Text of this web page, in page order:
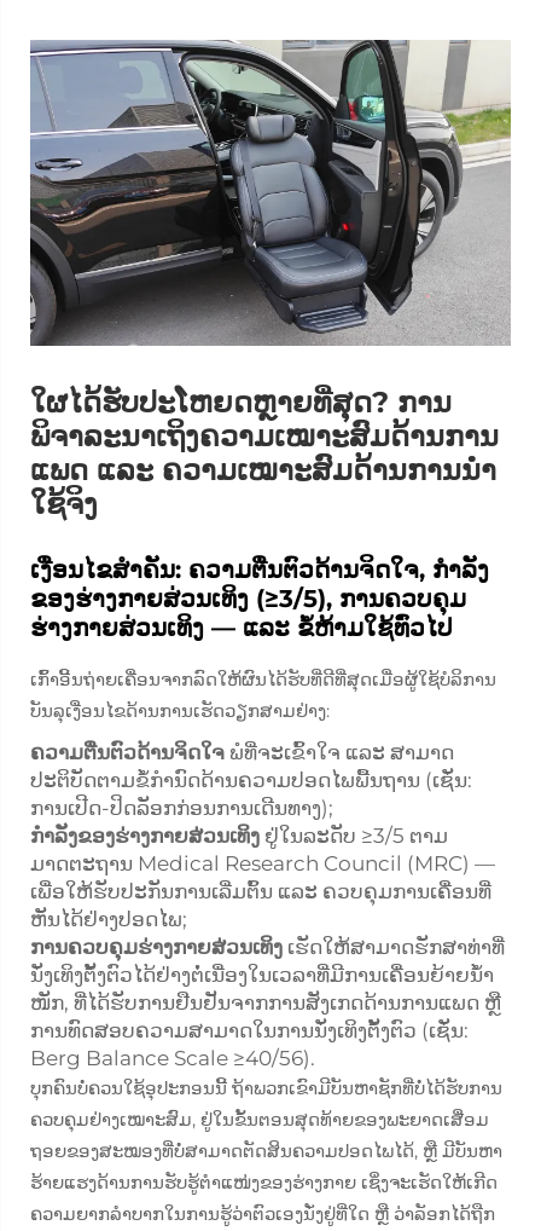
ໃຜໄດ້ຮັບປະໂຫຍດຫຼາຍທີ່ສຸດ? ການ
ພິຈາລະນາເຖິງຄວາມເໝາະສົມດ້ານການ
ແພດ ແລະ ຄວາມເໝາະສົມດ້ານການນຳ
ໃຊ້ຈິງ
ເງື່ອນໄຂສຳຄັນ: ຄວາມຕື່ນຕົວດ້ານຈິດໃຈ, ກຳລັງ
ຂອງຮ່າງກາຍສ່ວນເທິງ (≥3/5), ການຄວບຄຸມ
ຮ່າງກາຍສ່ວນເທິງ — ແລະ ຂໍ້ຫ້າມໃຊ້ທົ່ວໄປ
ເກົ້າອີ້ນຖ່າຍເຄື່ອນຈາກລົດໃຫ້ຜົນໄດ້ຮັບທີ່ດີທີ່ສຸດເມື່ອຜູ້ໃຊ້ບໍລິການ
ບັນລຸເງື່ອນໄຂດ້ານການເຮັດວຽກສາມຢ່າງ:
ຄວາມຕື່ນຕົວດ້ານຈິດໃຈ ພໍທີ່ຈະເຂົ້າໃຈ ແລະ ສາມາດ
ປະຕິບັດຕາມຂໍ້ກຳນົດດ້ານຄວາມປອດໄພພື້ນຖານ (ເຊັ່ນ:
ການເປີດ-ປິດລັອກກ່ອນການເດີນທາງ);
ກຳລັງຂອງຮ່າງກາຍສ່ວນເທິງ ຢູ່ໃນລະດັບ ≥3/5 ຕາມ
ມາດຕະຖານ Medical Research Council (MRC) —
ເພື່ອໃຫ້ຮັບປະກັນການເລີ່ມຕົ້ນ ແລະ ຄວບຄຸມການເຄື່ອນທີ່
ຫັນໄດ້ຢ່າງປອດໄພ;
ການຄວບຄຸມຮ່າງກາຍສ່ວນເທິງ ເຮັດໃຫ້ສາມາດຮັກສາທ່າທີ່
ນັ່ງເທິງຕັ້ງຕົວໄດ້ຢ່າງຕໍ່ເນື່ອງໃນເວລາທີ່ມີການເຄື່ອນຍ້າຍນ້ຳ
ໜັກ, ທີ່ໄດ້ຮັບການຢືນຢັນຈາກການສັງເກດດ້ານການແພດ ຫຼື
ການທົດສອບຄວາມສາມາດໃນການນັ່ງເທິງຕັ້ງຕົວ (ເຊັ່ນ:
Berg Balance Scale ≥40/56).
ບຸກຄົນບໍ່ຄວນໃຊ້ອຸປະກອນນີ້ ຖ້າພວກເຂົາມີບັນຫາຊັກທີ່ບໍ່ໄດ້ຮັບການ
ຄວບຄຸມຢ່າງເໝາະສົມ, ຢູ່ໃນຂັ້ນຕອນສຸດທ້າຍຂອງພະຍາດເສື່ອມ
ຖອຍຂອງສະໝອງທີ່ບໍ່ສາມາດຕັດສິນຄວາມປອດໄພໄດ້, ຫຼື ມີບັນຫາ
ຮ້າຍແຮງດ້ານການຮັບຮູ້ຕຳແໜ່ງຂອງຮ່າງກາຍ ເຊິ່ງຈະເຮັດໃຫ້ເກີດ
ຄວາມຍາກລຳບາກໃນການຮູ້ວ່າຕົວເອງນັ່ງຢູ່ທີ່ໃດ ຫຼື ວ່າລັອກໄດ້ຖືກ